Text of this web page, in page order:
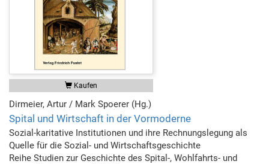
Kaufen
Dirmeier, Artur / Mark Spoerer (Hg.)
Spital und Wirtschaft in der Vormoderne
Sozial-karitative Institutionen und ihre Rechnungslegung als
Quelle für die Sozial- und Wirtschaftsgeschichte
Reihe Studien zur Geschichte des Spital-, Wohlfahrts- und